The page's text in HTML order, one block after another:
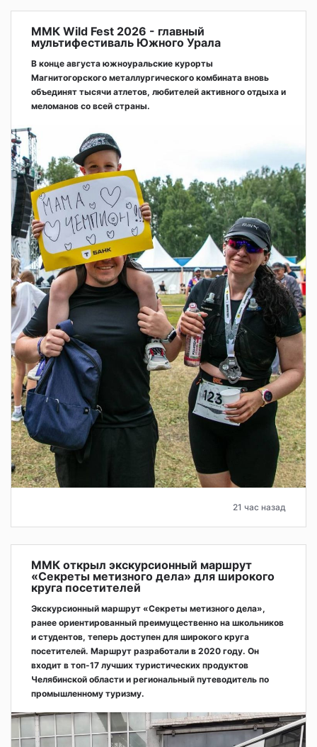
ММК Wild Fest 2026 - главный
мультифестиваль Южного Урала
В конце августа южноуральские курорты
Магнитогорского металлургического комбината вновь
объединят тысячи атлетов, любителей активного отдыха и
меломанов со всей страны.
21 час назад
ММК открыл экскурсионный маршрут
«Секреты метизного дела» для широкого
круга посетителей
Экскурсионный маршрут «Секреты метизного дела»,
ранее ориентированный преимущественно на школьников
и студентов, теперь доступен для широкого круга
посетителей. Маршрут разработали в 2020 году. Он
входит в топ-17 лучших туристических продуктов
Челябинской области и региональный путеводитель по
промышленному туризму.